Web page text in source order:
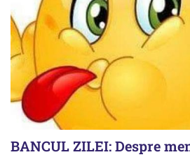
BANCUL ZILEI: Despre